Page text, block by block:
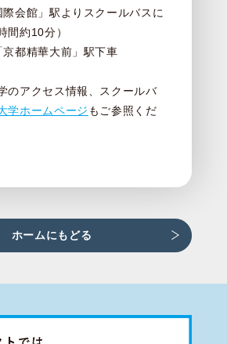
会館」駅よりスクールバスに
間約10分）
都精華大前」駅下車
のアクセス情報、スクールバ
学ホームページ もご参照くだ
ホームにもどる